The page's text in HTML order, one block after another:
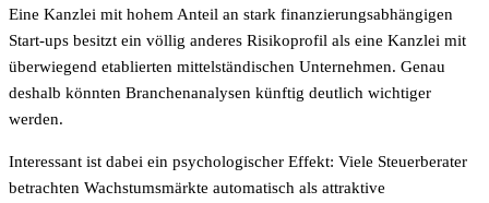
Eine Kanzlei mit hohem Anteil an stark finanzierungsabhängigen
Start-ups besitzt ein völlig anderes Risikoprofil als eine Kanzlei mit
überwiegend etablierten mittelständischen Unternehmen. Genau
deshalb könnten Branchenanalysen künftig deutlich wichtiger
werden.
Interessant ist dabei ein psychologischer Effekt: Viele Steuerberater
betrachten Wachstumsmärkte automatisch als attraktive